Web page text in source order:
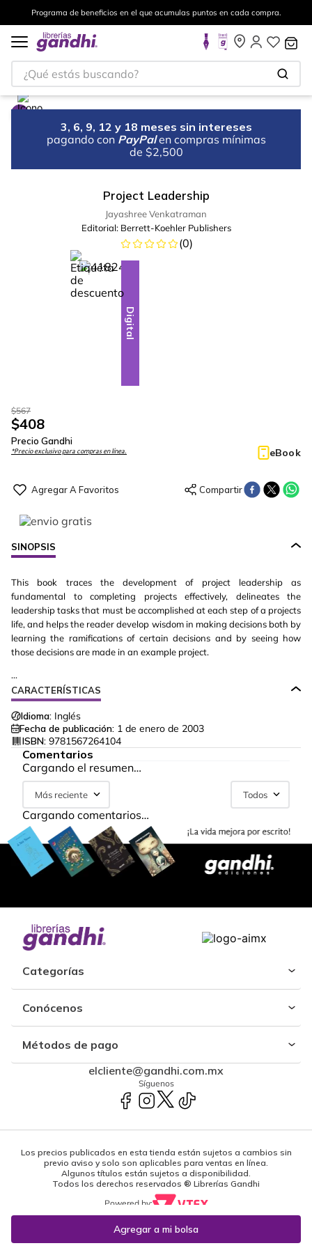
Programa de beneficios en el que acumulas puntos en cada compra.
¿Qué estás buscando?
3, 6, 9, 12 y 18 meses sin intereses
pagando con PayPal en compras mínimas
de $2,500
Project Leadership
Jayashree Venkatraman
Editorial: Berrett-Koehler Publishers
(0)
-28%
Digital
$567
$408
Precio Gandhi
*Precio exclusivo para compras en línea. eBook
SINOPSIS
This book traces the development of project leadership as
fundamental to completing projects effectively, delineates the
leadership tasks that must be accomplished at each step of a projects
life, and helps the reader develop wisdom in making decisions both by
learning the ramifications of certain decisions and by seeing how
those decisions are made in an example project.
...
CARACTERÍSTICAS
Idioma: Inglés
Fecha de publicación: 1 de enero de 2003
ISBN: 9781567264104
Comentarios
Cargando el resumen…
Más reciente Todos
Cargando comentarios…
Categorías
Conócenos
Métodos de pago
elcliente@gandhi.com.mx
Síguenos
Los precios publicados en esta tienda están sujetos a cambios sin
previo aviso y solo son aplicables para ventas en línea.
Algunos títulos están sujetos a disponibilidad.
Todos los derechos reservados ® Librerías Gandhi
Powered by: